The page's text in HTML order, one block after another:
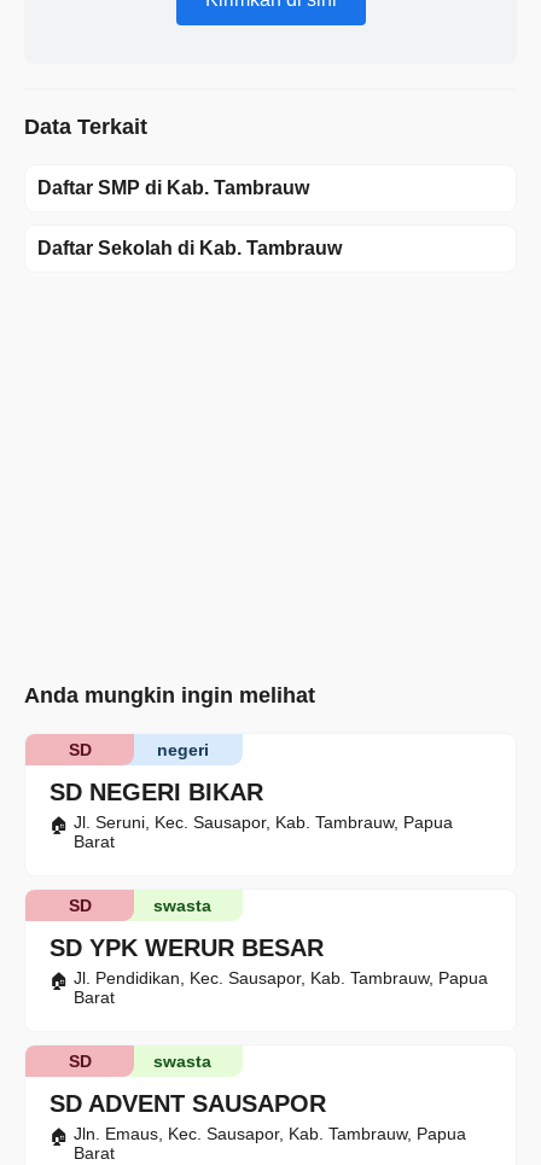
Data Terkait
Daftar SMP di Kab. Tambrauw
Daftar Sekolah di Kab. Tambrauw
Anda mungkin ingin melihat
SD NEGERI BIKAR
negeri
SD
Jl. Seruni, Kec. Sausapor, Kab. Tambrauw, Papua
Barat
SD YPK WERUR BESAR
swasta
SD
Jl. Pendidikan, Kec. Sausapor, Kab. Tambrauw, Papua
Barat
SD ADVENT SAUSAPOR
swasta
SD
Jln. Emaus, Kec. Sausapor, Kab. Tambrauw, Papua
Barat